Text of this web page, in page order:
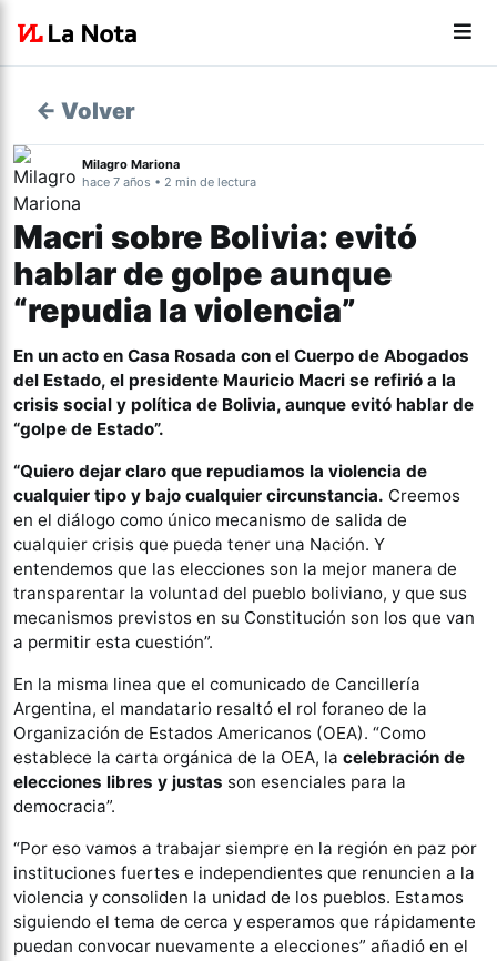
← Volver
Milagro Mariona
hace 7 años • 2 min de lectura
Macri sobre Bolivia: evitó
hablar de golpe aunque
“repudia la violencia”
En un acto en Casa Rosada con el Cuerpo de Abogados
del Estado, el presidente Mauricio Macri se refirió a la
crisis social y política de Bolivia, aunque evitó hablar de
“golpe de Estado”.
“Quiero dejar claro que repudiamos la violencia de
cualquier tipo y bajo cualquier circunstancia. Creemos
en el diálogo como único mecanismo de salida de
cualquier crisis que pueda tener una Nación. Y
entendemos que las elecciones son la mejor manera de
transparentar la voluntad del pueblo boliviano, y que sus
mecanismos previstos en su Constitución son los que van
a permitir esta cuestión”.
En la misma linea que el comunicado de Cancillería
Argentina, el mandatario resaltó el rol foraneo de la
Organización de Estados Americanos (OEA). “Como
establece la carta orgánica de la OEA, la celebración de
elecciones libres y justas son esenciales para la
democracia”.
“Por eso vamos a trabajar siempre en la región en paz por
instituciones fuertes e independientes que renuncien a la
violencia y consoliden la unidad de los pueblos. Estamos
siguiendo el tema de cerca y esperamos que rápidamente
puedan convocar nuevamente a elecciones” añadió en el